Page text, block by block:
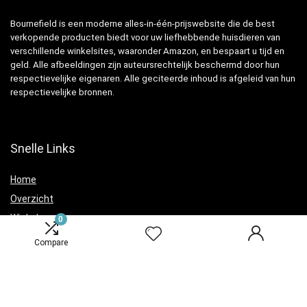
0
Compare
Bournefield is een moderne alles-in-één-prijswebsite die de best
verkopende producten biedt voor uw liefhebbende huisdieren van
verschillende winkelsites, waaronder Amazon, en bespaart u tijd en
geld. Alle afbeeldingen zijn auteursrechtelijk beschermd door hun
respectievelijke eigenaren. Alle geciteerde inhoud is afgeleid van hun
respectievelijke bronnen.
Snelle Links
Home
Overzicht
Winkel